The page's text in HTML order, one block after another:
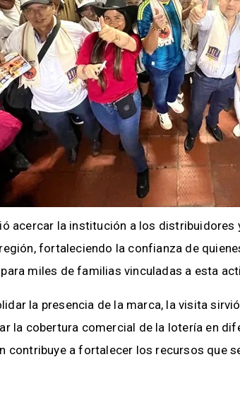
acercar la institución a los distribuidores
fortaleciendo la confianza de
miles de familias vinculadas a esta
la presencia de la marca, la visita
la cobertura comercial de la lotería en
contribuye a fortalecer los recursos que